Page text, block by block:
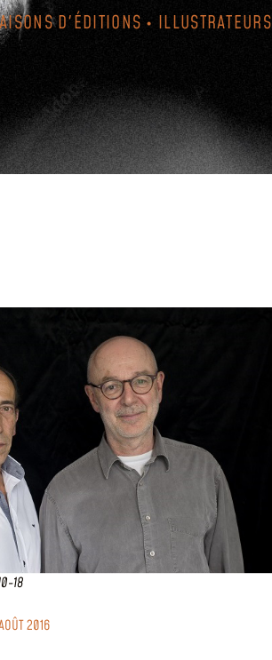
D'ÉDITIONS • ILLUSTRATEURS
18
2016